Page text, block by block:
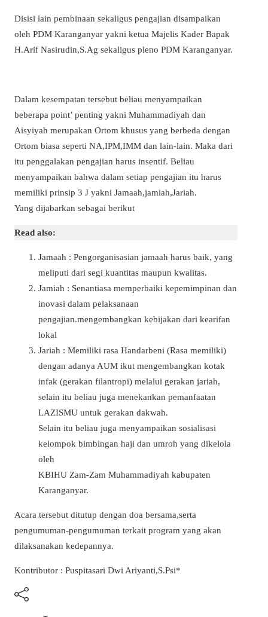
Disisi lain pembinaan sekaligus pengajian disampaikan
oleh PDM Karanganyar yakni ketua Majelis Kader Bapak
H.Arif Nasirudin,S.Ag sekaligus pleno PDM Karanganyar.
Dalam kesempatan tersebut beliau menyampaikan
beberapa point’ penting yakni Muhammadiyah dan
Aisyiyah merupakan Ortom khusus yang berbeda dengan
Ortom biasa seperti NA,IPM,IMM dan lain-lain. Maka dari
itu penggalakan pengajian harus insentif. Beliau
menyampaikan bahwa dalam setiap pengajian itu harus
memiliki prinsip 3 J yakni Jamaah,jamiah,Jariah.
Yang dijabarkan sebagai berikut
Read also:
Jamaah : Pengorganisasian jamaah harus baik, yang
meliputi dari segi kuantitas maupun kwalitas.
Jamiah : Senantiasa memperbaiki kepemimpinan dan
inovasi dalam pelaksanaan
pengajian.mengembangkan kebijakan dari kearifan
lokal
Jariah : Memiliki rasa Handarbeni (Rasa memiliki)
dengan adanya AUM ikut mengembangkan kotak
infak (gerakan filantropi) melalui gerakan jariah,
selain itu beliau juga menekankan pemanfaatan
LAZISMU untuk gerakan dakwah.
Selain itu beliau juga menyampaikan sosialisasi
kelompok bimbingan haji dan umroh yang dikelola
oleh
KBIHU Zam-Zam Muhammadiyah kabupaten
Karanganyar.
Acara tersebut ditutup dengan doa bersama,serta
pengumuman-pengumuman terkait program yang akan
dilaksanakan kedepannya.
Kontributor : Puspitasari Dwi Ariyanti,S.Psi*